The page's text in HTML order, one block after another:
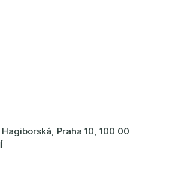
Praha 10, 100 00